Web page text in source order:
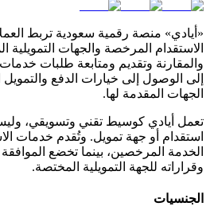
«أيادي» منصة رقمية سعودية تربط
الاستقدام المرخصة والجهات التمويلية
والمقارنة وتقديم ومتابعة طلبات خدمات
إلى الوصول إلى خيارات الدفع
الجهات المقدمة لها.
تعمل أيادي كوسيط تقني وتسويقي،
استقدام أو جهة تمويل. وتُقدم خدمات
الخدمة المرخصين، بينما تخضع
وقراراته للجهة التمويلية المختصة.
الجنسيات